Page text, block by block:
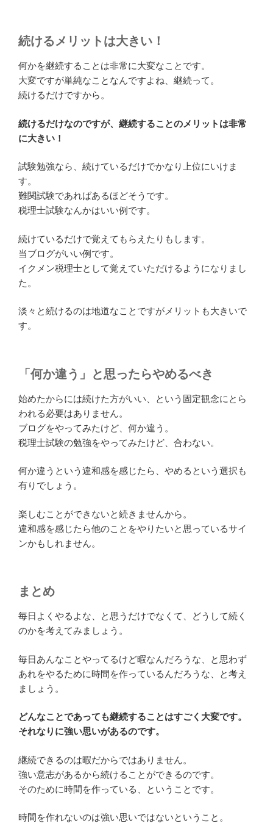
続けるメリットは大きい！
何かを継続することは非常に大変なことです。
大変ですが単純なことなんですよね、継続って。
続けるだけですから。
続けるだけなのですが、継続することのメリットは非常
に大きい！
試験勉強なら、続けているだけでかなり上位にいけま
す。
難関試験であればあるほどそうです。
税理士試験なんかはいい例です。
続けているだけで覚えてもらえたりもします。
当ブログがいい例です。
イクメン税理士として覚えていただけるようになりまし
た。
淡々と続けるのは地道なことですがメリットも大きいで
す。
「何か違う」と思ったらやめるべき
始めたからには続けた方がいい、という固定観念にとら
われる必要はありません。
ブログをやってみたけど、何か違う。
税理士試験の勉強をやってみたけど、合わない。
何か違うという違和感を感じたら、やめるという選択も
有りでしょう。
楽しむことができないと続きませんから。
違和感を感じたら他のことをやりたいと思っているサイ
ンかもしれません。
まとめ
毎日よくやるよな、と思うだけでなくて、どうして続く
のかを考えてみましょう。
毎日あんなことやってるけど暇なんだろうな、と思わず
あれをやるために時間を作っているんだろうな、と考え
ましょう。
どんなことであっても継続することはすごく大変です。
それなりに強い思いがあるのです。
継続できるのは暇だからではありません。
強い意志があるから続けることができるのです。
そのために時間を作っている、ということです。
時間を作れないのは強い思いではないということ。